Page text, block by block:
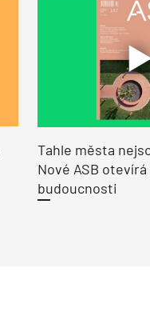
Tahle města
Nové ASB
budoucnosti